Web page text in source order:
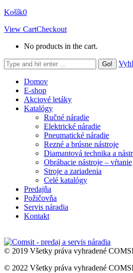
Košík0
View CartCheckout
No products in the cart.
Search:
Domov
E-shop
Akciové letáky
Katalógy
Ručné náradie
Elektrické náradie
Pneumatické náradie
Rezné a brúsne nástroje
Diamantová technika a
Obrábacie nástroje – vŕtanie
Stroje a zariadenia
Celé katalógy
Predajňa
Požičovňa
Servis náradia
Kontakt
© 2019 Všetky práva vyhradené
© 2022 Všetky práva vyhradené